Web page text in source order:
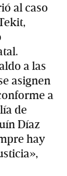
al caso
a las
asignen
a
de
Díaz
hay